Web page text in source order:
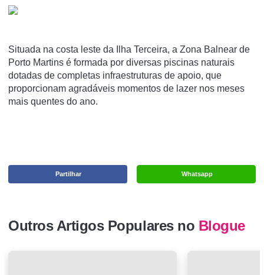
Situada na costa leste da Ilha Terceira, a Zona Balnear de
Porto Martins é formada por diversas piscinas naturais
dotadas de completas infraestruturas de apoio, que
proporcionam agradáveis momentos de lazer nos meses
mais quentes do ano.
Whatsapp
Partilhar
Outros Artigos Populares no Blogue